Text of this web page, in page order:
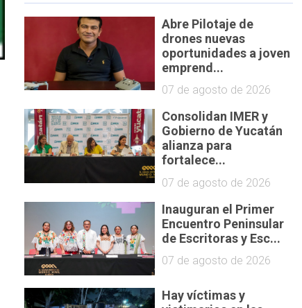
Abre Pilotaje de
drones nuevas
oportunidades a joven
emprend...
07 de agosto de 2026
Consolidan IMER y
Gobierno de Yucatán
alianza para
fortalece...
07 de agosto de 2026
Inauguran el Primer
Encuentro Peninsular
de Escritoras y Esc...
07 de agosto de 2026
Hay víctimas y